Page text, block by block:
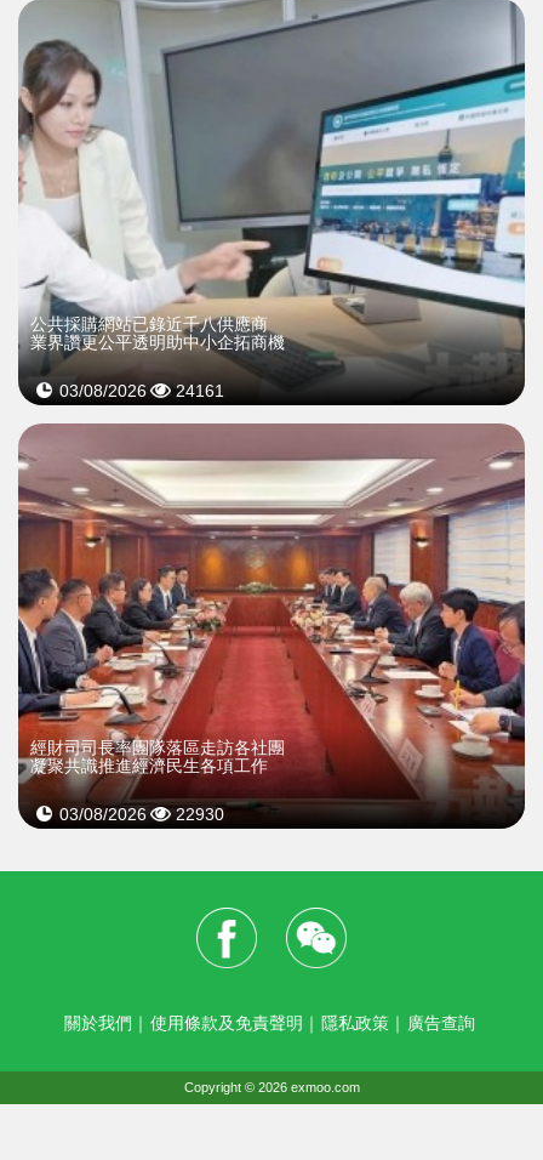
公共採購網站已錄近千八供應商
業界讚更公平透明助中小企拓商機
03/08/2026 24161
經財司司長率團隊落區走訪各社團
凝聚共識推進經濟民生各項工作
03/08/2026 22930
關於我們 ｜ 使用條款及免責聲明 ｜ 隱私政策 ｜ 廣告查詢
Copyright © 2026 exmoo.com